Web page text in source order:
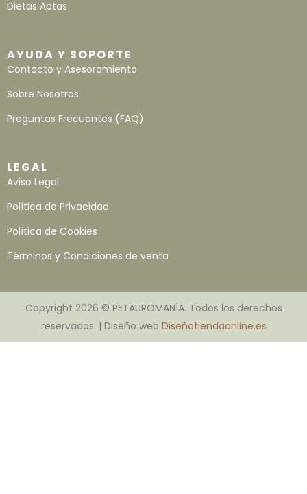
Dietas Aptas
AYUDA Y SOPORTE
Contacto y Asesoramiento
Sobre Nosotros
Preguntas Frecuentes (FAQ)
LEGAL
Aviso Legal
Política de Privacidad
Política de Cookies
Términos y Condiciones de venta
Copyright 2026 © PETAUROMANÍA. Todos los derechos
reservados. | Diseño web Diseñotiendaonline.es